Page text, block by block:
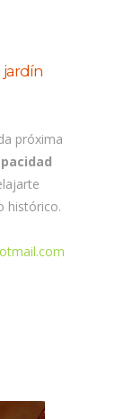
jardín
próxima
histórico.